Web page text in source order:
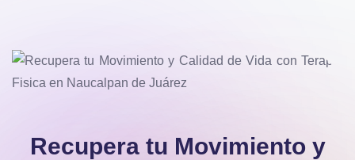
Recupera tu Movimiento y